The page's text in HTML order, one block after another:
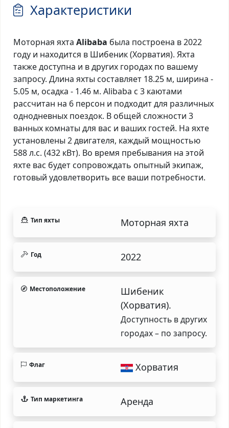
Характеристики
Моторная яхта Alibaba была построена в 2022
году и находится в Шибеник (Хорватия). Яхта
также доступна и в других городах по вашему
запросу. Длина яхты составляет 18.25 м, ширина -
5.05 м, осадка - 1.46 м. Alibaba с 3 каютами
рассчитан на 6 персон и подходит для различных
однодневных поездок. В общей сложности 3
ванных комнаты для вас и ваших гостей. На яхте
установлены 2 двигателя, каждый мощностью
588 л.с. (432 кВт). Во время пребывания на этой
яхте вас будет сопровождать опытный экипаж,
готовый удовлетворить все ваши потребности.
Тип яхты Моторная яхта
Год 2022
Местоположение
Шибеник
(Хорватия).
Доступность в других
городах – по запросу.
Флаг Хорватия
Тип маркетинга Аренда